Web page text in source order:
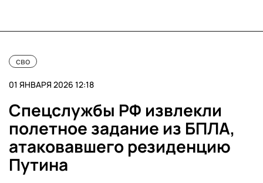
сво
01 ЯНВАРЯ 2026 12:18
Спецслужбы РФ извлекли
полетное задание из БПЛА,
атаковавшего резиденцию
Путина